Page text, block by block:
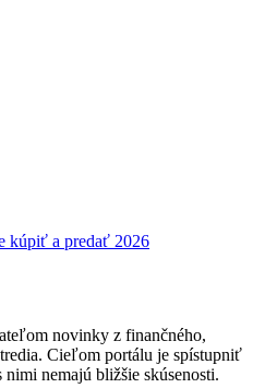
kúpiť a predať 2026
novinky z finančného,
Cieľom portálu je spístupniť
nemajú bližšie skúsenosti.